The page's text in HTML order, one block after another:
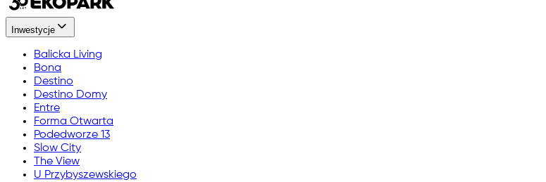
Inwestycje
Balicka Living
Bona
Destino
Destino Domy
Entre
Forma Otwarta
Podedworze 13
Slow City
The View
U Przybyszewskiego